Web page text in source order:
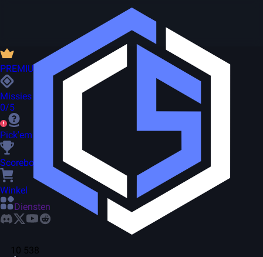
10 538
PREMIUM
Missies
0/5
Pick'em
Scorebord
Winkel
Diensten